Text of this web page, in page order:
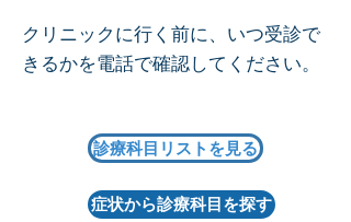
クリニックに行く前に、いつ受診で
きるかを電話で確認してください。
診療科目リストを見る
症状から診療科目を探す